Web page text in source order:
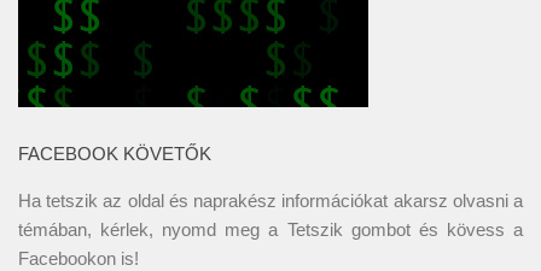
FACEBOOK KÖVETŐK
Ha tetszik az oldal és naprakész információkat akarsz olvasni a
témában, kérlek, nyomd meg a Tetszik gombot és kövess a
Facebookon is!